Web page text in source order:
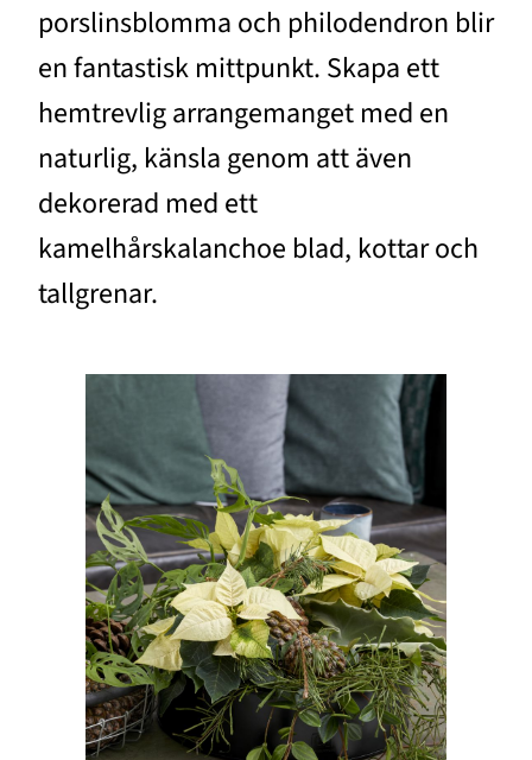
porslinsblomma och philodendron blir
en fantastisk mittpunkt. Skapa ett
hemtrevlig arrangemanget med en
naturlig, känsla genom att även
dekorerad med ett
kamelhårskalanchoe blad, kottar och
tallgrenar.